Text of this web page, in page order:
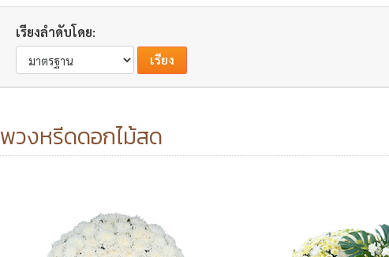
เรียงลำดับโดย:
พวงหรีดดอกไม้สด